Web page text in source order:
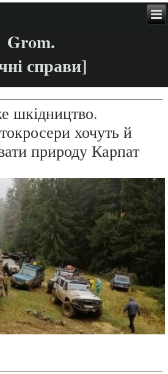
Grom.
справи]
шкідництво.
хочуть й
природу Карпат